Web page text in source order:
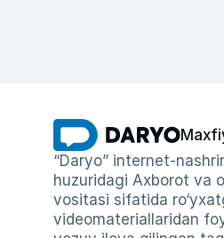
“Daryo” internet-
huzuridagi Axborot va
vositasi sifatida
videomateriallaridan